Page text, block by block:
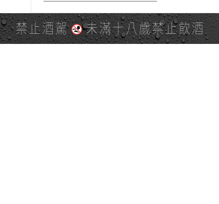
禁止酒駕 未滿十八歲禁止飲酒
PAGE TOP